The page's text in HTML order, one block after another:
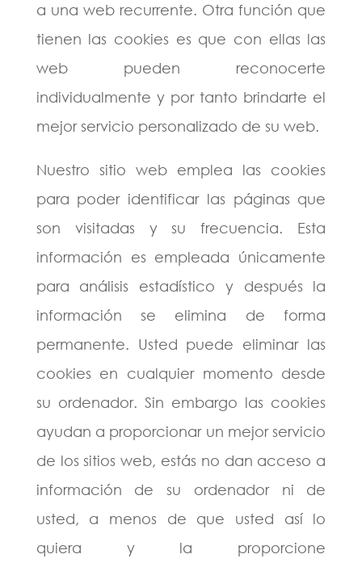
a una web recurrente. Otra función que
tienen las cookies es que con ellas las
web pueden reconocerte
individualmente y por tanto brindarte el
mejor servicio personalizado de su web.
Nuestro sitio web emplea las cookies
para poder identificar las páginas que
son visitadas y su frecuencia. Esta
información es empleada únicamente
para análisis estadístico y después la
información se elimina de forma
permanente. Usted puede eliminar las
cookies en cualquier momento desde
su ordenador. Sin embargo las cookies
ayudan a proporcionar un mejor servicio
de los sitios web, estás no dan acceso a
información de su ordenador ni de
usted, a menos de que usted así lo
quiera y la proporcione